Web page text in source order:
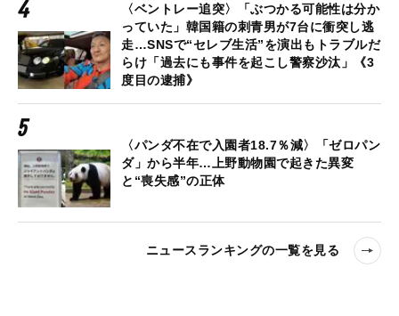
〈ベントレー追突〉「ぶつかる可能性は分か
っていた」韓国籍の刺青男が7台に衝突し逃
走…SNSで“セレブ生活”を演出もトラブルだ
らけ「過去にも事件を起こし警察沙汰」《3
度目の逮捕》
〈パンダ不在で入園者18.7％減〉「ゼロパン
ダ」から半年…上野動物園で起きた異変
と“喪失感”の正体
ニュースランキングの一覧を見る